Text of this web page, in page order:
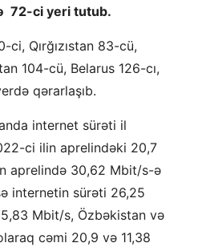
72-ci yeri tutub.
ci, Qırğızıstan 83-cü,
104-cü, Belarus 126-cı,
qərarlaşıb.
internet sürəti il
ci ilin aprelindəki 20,7
aprelində 30,62 Mbit/s-ə
internetin sürəti 26,25
Mbit/s, Özbəkistan və
cəmi 20,9 və 11,38